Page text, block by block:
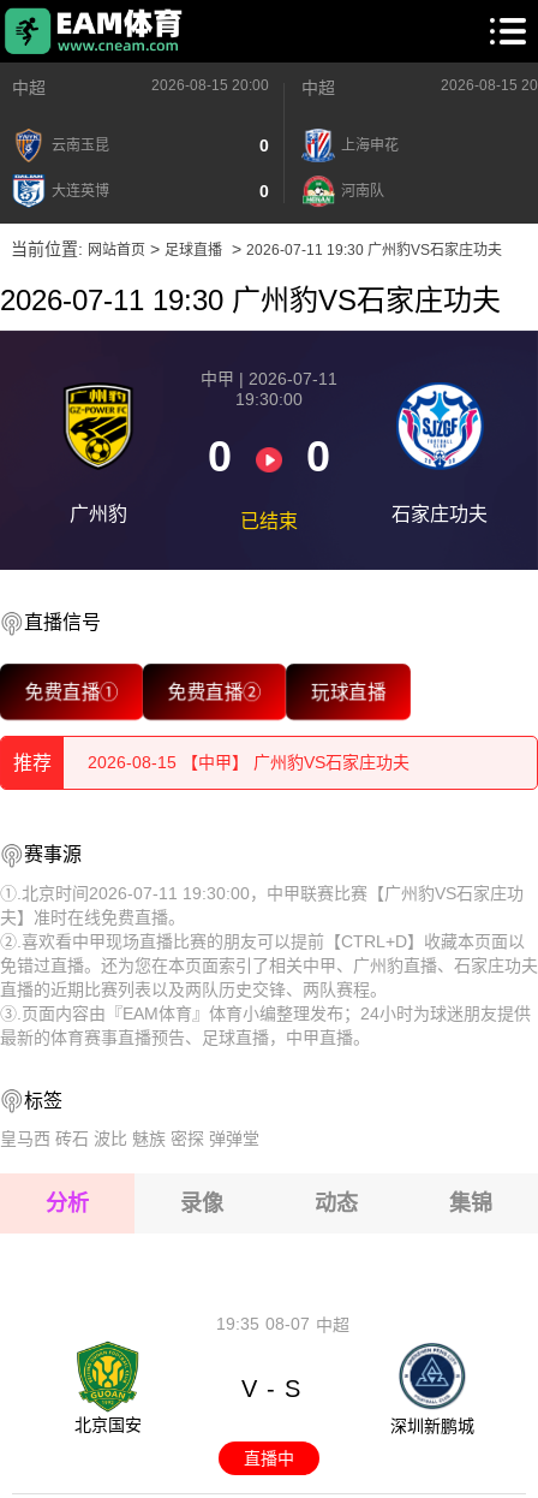
中超 2026-08-15 20:00
云南玉昆 0
大连英博 0
中超 2026-08-15
上海申花
河南队
当前位置: 网站首页> 足球直播> 2026-07-11 19:30 广州豹VS石家庄功夫
2026-07-11 19:30 广州豹VS石家庄功夫
广州豹
中甲 | 2026-07-11
19:30:00
0 0
已结束 石家庄功夫
直播信号
免费直播① 免费直播② 玩球直播
推荐
2026-08-15 【中甲】 广州豹VS石家庄功夫
2026-08-15 【中甲】 广州豹VS石家庄功夫
2026-08-15 【中甲】 广州豹VS石家庄功夫
2026-08-15 【中甲】 广州豹VS石家庄功夫
2026-08-15 【中甲】 广州豹VS石家庄功夫
2026-08-15 【中甲】 广州豹VS石家庄功夫
2026-08-15 【中甲】 广州豹VS石家庄功夫
2026-08-15 【中甲】 广州豹VS石家庄功夫
2026-08-15 【中甲】 广州豹VS石家庄功夫
赛事源
①.北京时间2026-07-11 19:30:00，中甲联赛比赛【广州豹VS石家庄功
夫】准时在线免费直播。
②.喜欢看中甲现场直播比赛的朋友可以提前【CTRL+D】收藏本页面以
免错过直播。还为您在本页面索引了相关中甲、广州豹直播、石家庄功夫
直播的近期比赛列表以及两队历史交锋、两队赛程。
③.页面内容由『EAM体育』体育小编整理发布；24小时为球迷朋友提供
最新的体育赛事直播预告、足球直播，中甲直播。
标签
皇马西 砖石 波比 魅族 密探 弹弹堂
分析 录像 动态 集锦
08-07
19:35 中超
北京国安
V - S
深圳新鹏城
直播中